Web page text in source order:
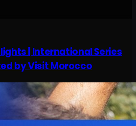
| International Series
by Visit Morocco